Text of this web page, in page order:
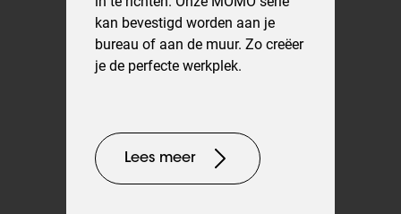
kan bevestigd worden aan je
bureau of aan de muur. Zo creëer
je de perfecte werkplek.
Lees meer